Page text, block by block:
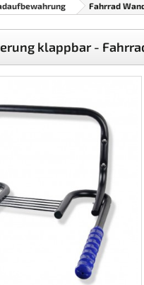
Fahrrad
klappbar -